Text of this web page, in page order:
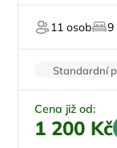
11 osob 9
Standardní
WC
Cena již od:
1 200 Kč